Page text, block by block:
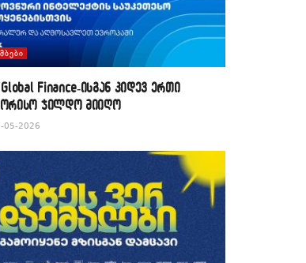
Finance-ისგან კიდევ ერთი
ჯილდო მიიღო
05-2026